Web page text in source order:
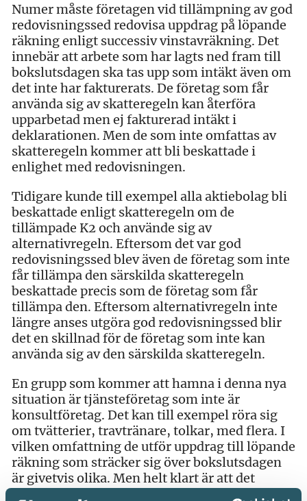
Numer måste företagen vid tillämpning av god
redovisningssed redovisa uppdrag på löpande
räkning enligt successiv vinstavräkning. Det
innebär att arbete som har lagts ned fram till
bokslutsdagen ska tas upp som intäkt även om
det inte har fakturerats. De företag som får
använda sig av skatteregeln kan återföra
upparbetad men ej fakturerad intäkt i
deklarationen. Men de som inte omfattas av
skatteregeln kommer att bli beskattade i
enlighet med redovisningen.
Tidigare kunde till exempel alla aktiebolag bli
beskattade enligt skatteregeln om de
tillämpade K2 och använde sig av
alternativregeln. Eftersom det var god
redovisningssed blev även de företag som inte
får tillämpa den särskilda skatteregeln
beskattade precis som de företag som får
tillämpa den. Eftersom alternativregeln inte
längre anses utgöra god redovisningssed blir
det en skillnad för de företag som inte kan
använda sig av den särskilda skatteregeln.
En grupp som kommer att hamna i denna nya
situation är tjänsteföretag som inte är
konsultföretag. Det kan till exempel röra sig
om tvätterier, travtränare, tolkar, med flera. I
vilken omfattning de utför uppdrag till löpande
räkning som sträcker sig över bokslutsdagen
är givetvis olika. Men helt klart är att det